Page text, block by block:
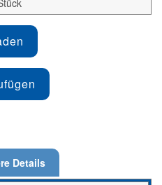
Details